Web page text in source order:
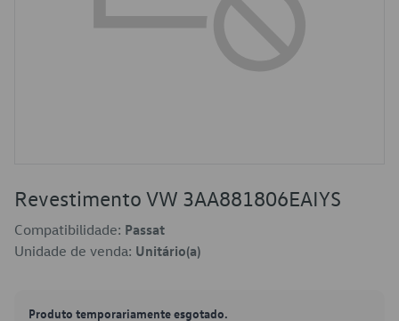
Revestimento VW 3AA881806EAIYS
Compatibilidade: Passat
Unidade de venda: Unitário(a)
Produto temporariamente esgotado.